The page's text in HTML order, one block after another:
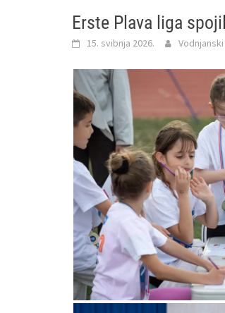
Erste Plava liga
15. svibnja 2026.